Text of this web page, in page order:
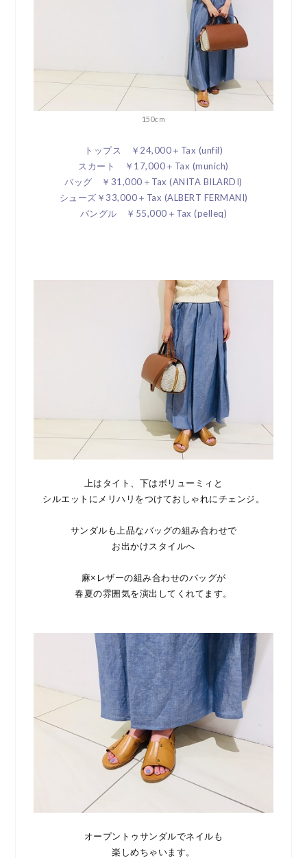
150cm
トップス ￥24,000＋Tax (unfil)
スカート ￥17,000＋Tax (munich)
バッグ ￥31,000＋Tax (ANITA BILARDI)
シューズ￥33,000＋Tax (ALBERT FERMANI)
バングル ￥55,000＋Tax (pelleq)
上はタイト、下はボリューミィと
シルエットにメリハリをつけておしゃれにチェンジ。
サンダルも上品なバッグの組み合わせで
お出かけスタイルへ
麻×レザーの組み合わせのバッグが
春夏の雰囲気を演出してくれてます。
オープントゥサンダルでネイルも
楽しめちゃいます。